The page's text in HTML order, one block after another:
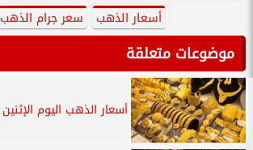
أسعار الذهب سعر جرام الذهب
موضوعات متعلقة
أسعار الذهب اليوم الإثنين 18 مايو 2026